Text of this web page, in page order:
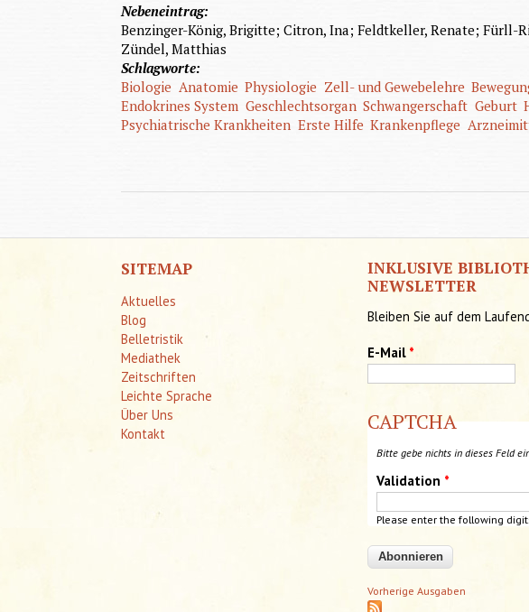
Nebeneintrag:
Benzinger-König, Brigitte; Citron, Ina; Feldtkeller, Renate; Fürll-
Zündel, Matthias
Schlagworte:
Biologie Anatomie Physiologie Zell- und Gewebelehre
Endokrines System Geschlechtsorgan Schwangerschaft Geburt
Psychiatrische Krankheiten Erste Hilfe Krankenpflege
SITEMAP
Aktuelles
Blog
Belletristik
Mediathek
Zeitschriften
Leichte Sprache
Über Uns
Kontakt
INKLUSIVE
NEWSLETTER
Bleiben Sie auf dem
E-Mail *
CAPTCHA
Bitte gebe nichts in dieses Feld
Validation *
Please enter the following
Vorherige Ausgaben